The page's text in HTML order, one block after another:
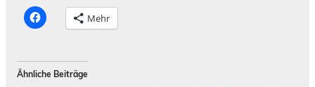
K
l
,
u
m
Mehr
Ähnliche Beiträge